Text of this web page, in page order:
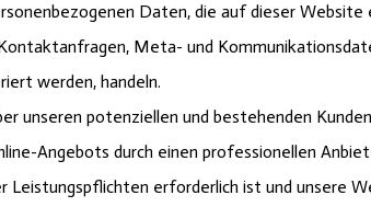
Daten, die auf dieser
Meta- und
werden, handeln.
potenziellen und bestehenden Kunden
Angebots durch einen professionellen
erforderlich ist und unsere